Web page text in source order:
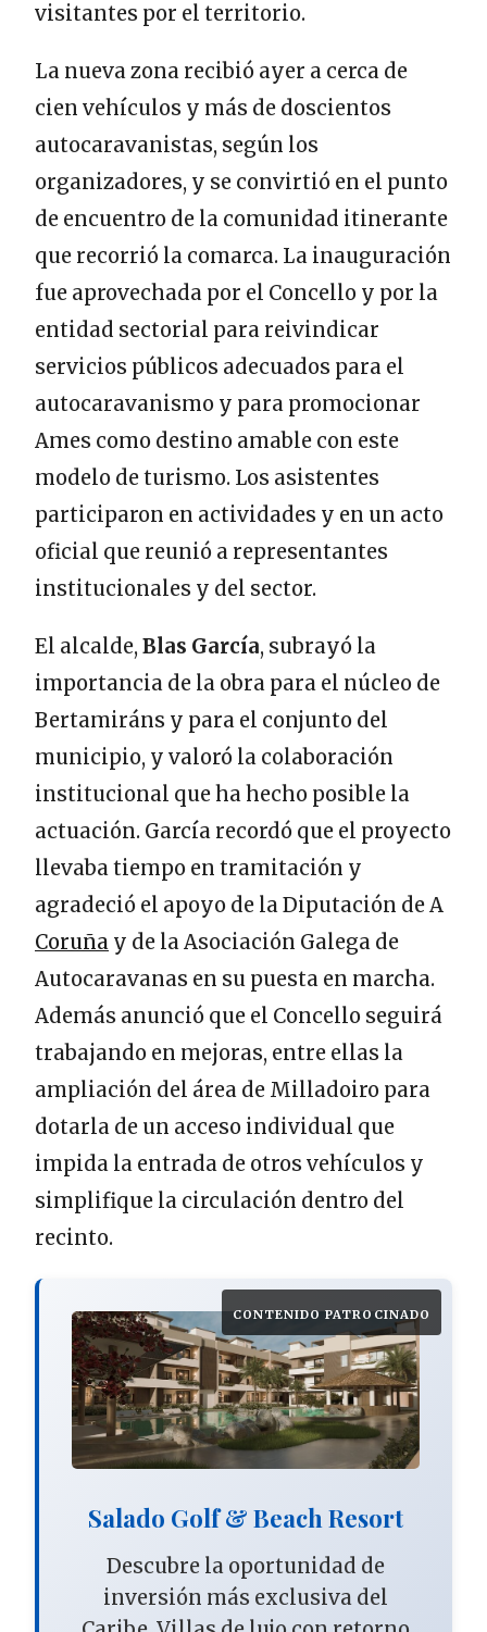
visitantes por el territorio.
La nueva zona recibió ayer a cerca de
cien vehículos y más de doscientos
autocaravanistas, según los
organizadores, y se convirtió en el punto
de encuentro de la comunidad itinerante
que recorrió la comarca. La inauguración
fue aprovechada por el Concello y por la
entidad sectorial para reivindicar
servicios públicos adecuados para el
autocaravanismo y para promocionar
Ames como destino amable con este
modelo de turismo. Los asistentes
participaron en actividades y en un acto
oficial que reunió a representantes
institucionales y del sector.
El alcalde, Blas García, subrayó la
importancia de la obra para el núcleo de
Bertamiráns y para el conjunto del
municipio, y valoró la colaboración
institucional que ha hecho posible la
actuación. García recordó que el proyecto
llevaba tiempo en tramitación y
agradeció el apoyo de la Diputación de A
Coruña y de la Asociación Galega de
Autocaravanas en su puesta en marcha.
Además anunció que el Concello seguirá
trabajando en mejoras, entre ellas la
ampliación del área de Milladoiro para
dotarla de un acceso individual que
impida la entrada de otros vehículos y
simplifique la circulación dentro del
recinto.
CONTENIDO PATROCINADO
Salado Golf & Beach Resort
Descubre la oportunidad de
inversión más exclusiva del